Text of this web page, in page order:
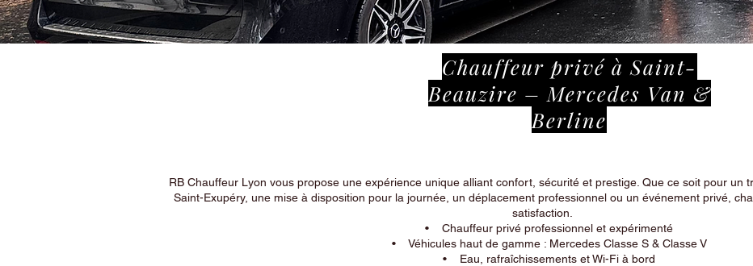
Chauffeur privé à Saint-
Beauzire – Mercedes Van &
Berline
RB Chauffeur Lyon vous propose une expérience unique alliant confort, sécurité et prestige. Que ce soit pour un
Saint-Exupéry, une mise à disposition pour la journée, un déplacement professionnel ou un événement privé,
satisfaction.
• Chauffeur privé professionnel et expérimenté
• Véhicules haut de gamme : Mercedes Classe S & Classe V
• Eau, rafraîchissements et Wi-Fi à bord